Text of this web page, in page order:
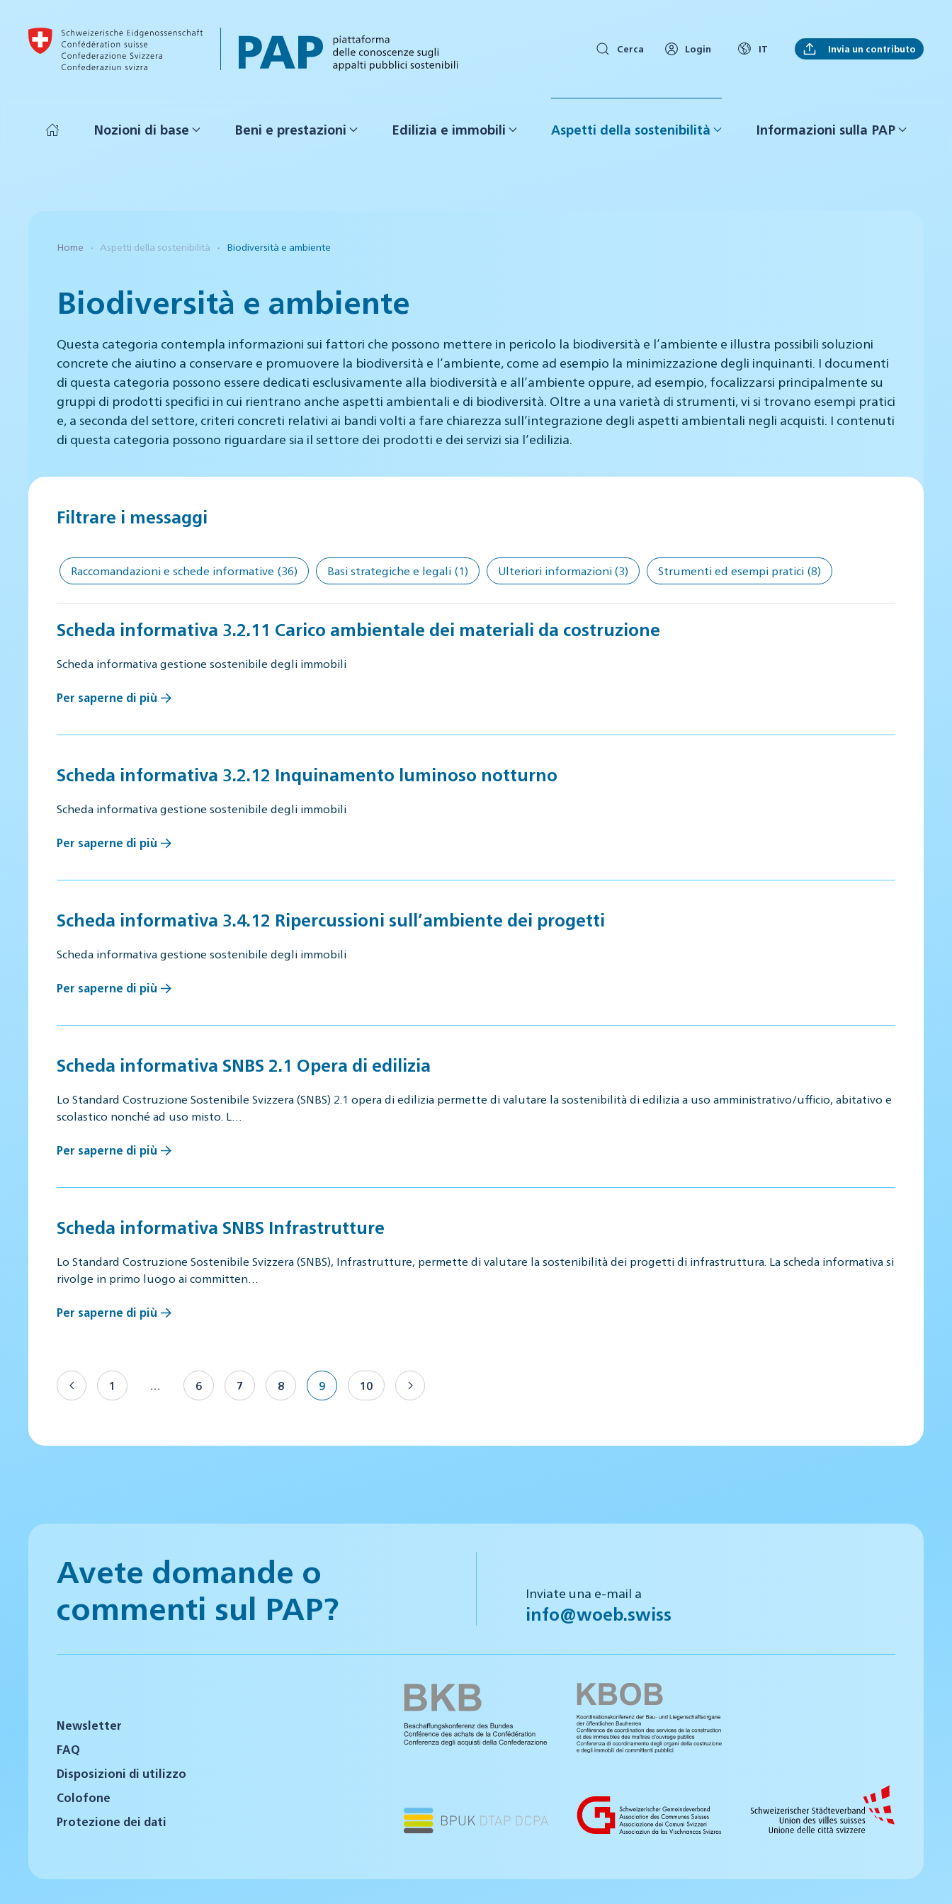
Skip to main content
Cerca Login IT Invia un contributo
Nozioni di base Beni e prestazioni Edilizia e immobili Aspetti della sostenibilità Informazioni sulla PAP
Home Aspetti della sostenibilità Biodiversità e ambiente
Biodiversità e ambiente
Questa categoria contempla informazioni sui fattori che possono mettere in pericolo la biodiversità e l’ambiente e illustra possibili soluzioni
concrete che aiutino a conservare e promuovere la biodiversità e l’ambiente, come ad esempio la minimizzazione degli inquinanti. I documenti
di questa categoria possono essere dedicati esclusivamente alla biodiversità e all’ambiente oppure, ad esempio, focalizzarsi principalmente su
gruppi di prodotti specifici in cui rientrano anche aspetti ambientali e di biodiversità. Oltre a una varietà di strumenti, vi si trovano esempi pratici
e, a seconda del settore, criteri concreti relativi ai bandi volti a fare chiarezza sull’integrazione degli aspetti ambientali negli acquisti. I contenuti
di questa categoria possono riguardare sia il settore dei prodotti e dei servizi sia l’edilizia.
Filtrare i messaggi
Raccomandazioni e schede informative (36) Basi strategiche e legali (1) Ulteriori informazioni (3) Strumenti ed esempi pratici (8)
Scheda informativa 3.2.11 Carico ambientale dei materiali da costruzione
Scheda informativa gestione sostenibile degli immobili
Per saperne di più
Scheda informativa 3.2.12 Inquinamento luminoso notturno
Scheda informativa gestione sostenibile degli immobili
Per saperne di più
Scheda informativa 3.4.12 Ripercussioni sull’ambiente dei progetti
Scheda informativa gestione sostenibile degli immobili
Per saperne di più
Scheda informativa SNBS 2.1 Opera di edilizia
Lo Standard Costruzione Sostenibile Svizzera (SNBS) 2.1 opera di edilizia permette di valutare la sostenibilità di edilizia a uso amministrativo/ufficio, abitativo e
scolastico nonché ad uso misto. L…
Per saperne di più
Scheda informativa SNBS Infrastrutture
Lo Standard Costruzione Sostenibile Svizzera (SNBS), Infrastrutture, permette di valutare la sostenibilità dei progetti di infrastruttura. La scheda informativa si
rivolge in primo luogo ai committen…
Per saperne di più
1 6 7 8 9 10
Avete domande o
commenti sul PAP?
Inviate una e-mail a
info@woeb.swiss
Newsletter
FAQ
Disposizioni di utilizzo
Colofone
Protezione dei dati